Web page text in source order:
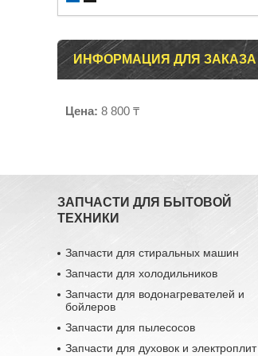
ИНФОРМАЦИЯ ДЛЯ ЗАКАЗА
Цена: 8 800 ₸
ЗАПЧАСТИ ДЛЯ БЫТОВОЙ
ТЕХНИКИ
Запчасти для стиральных машин
Запчасти для холодильников
Запчасти для водонагревателей и
бойлеров
Запчасти для пылесосов
Запчасти для духовок и электроплит